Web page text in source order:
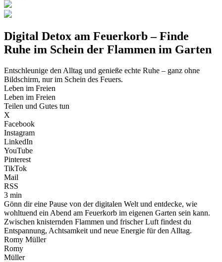
Digital Detox am Feuerkorb – Finde
Ruhe im Schein der Flammen im Garten
Entschleunige den Alltag und genieße echte Ruhe – ganz ohne
Bildschirm, nur im Schein des Feuers.
Leben im Freien
Leben im Freien
Teilen und Gutes tun
X
Facebook
Instagram
LinkedIn
YouTube
Pinterest
TikTok
Mail
RSS
3 min
Gönn dir eine Pause von der digitalen Welt und entdecke, wie
wohltuend ein Abend am Feuerkorb im eigenen Garten sein kann.
Zwischen knisternden Flammen und frischer Luft findest du
Entspannung, Achtsamkeit und neue Energie für den Alltag.
Romy Müller
Romy
Müller